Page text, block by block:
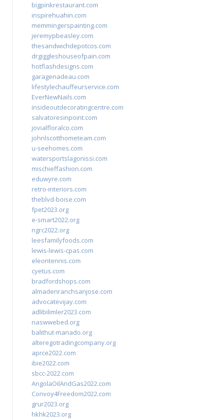
bigpinkrestaurant.com
inspirehuahin.com
memmingerspainting.com
jeremypbeasley.com
thesandwichdepotcos.com
drgiggleshouseofpain.com
hotflashdesigns.com
garagenadeau.com
lifestylechauffeurservice.com
EverNewNails.com
insideoutdecoratingcentre.com
salvatoresinpoint.com
jovialfloralco.com
johnlscotthometeam.com
u-seehomes.com
watersportslagonissi.com
mischieffashion.com
eduwyre.com
retro-interiors.com
theblvd-boise.com
fpet2023.org
e-smart2022.org
ngrc2022.org
leesfamilyfoods.com
lewis-lewis-cpas.com
eleontennis.com
cyetus.com
bradfordshops.com
almadenranchsanjose.com
advocatevijay.com
adlibilimler2023.com
naswwebed.org
balithut-manado.org
alteregotradingcompany.org
aprce2022.com
ibie2022.com
sbcc-2022.com
AngolaOilAndGas2022.com
Convoy4Freedom2022.com
grur2023.org
hkhk2023.org